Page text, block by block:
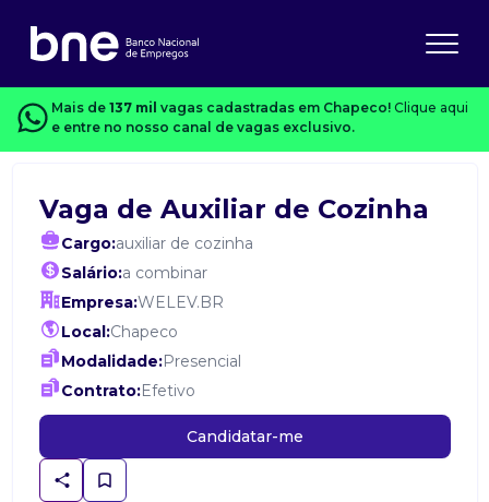
Mais de 137 mil vagas cadastradas em Chapeco! Clique aqui
e entre no nosso canal de vagas exclusivo.
Vaga de Auxiliar de Cozinha
Cargo:auxiliar de cozinha
Salário:a combinar
Empresa:WELEV.BR
Local:Chapeco
Modalidade:Presencial
Contrato:Efetivo
Candidatar-me